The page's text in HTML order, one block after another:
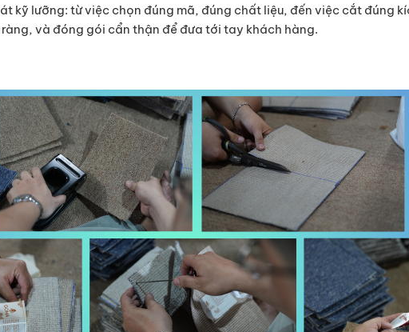
kỹ lưỡng: từ việc chọn đúng mã, đúng chất liệu, đến việc cắt đúng
và đóng gói cẩn thận để đưa tới tay khách hàng.